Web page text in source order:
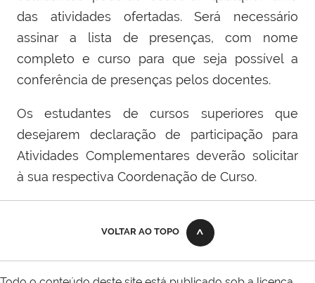
das atividades ofertadas. Será necessário
assinar a lista de presenças, com nome
completo e curso para que seja possível a
conferência de presenças pelos docentes.
Os estudantes de cursos superiores que
desejarem declaração de participação para
Atividades Complementares deverão solicitar
à sua respectiva Coordenação de Curso.
VOLTAR AO TOPO